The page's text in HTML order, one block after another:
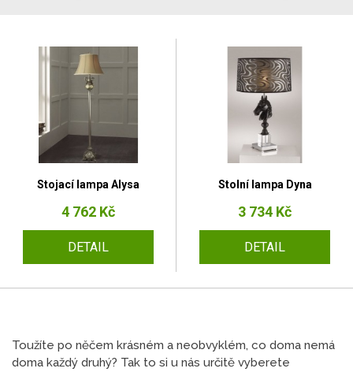
Stojací lampa Alysa
4 762 Kč
DETAIL
Stolní lampa Dyna
3 734 Kč
DETAIL
Toužíte po něčem krásném a neobvyklém, co doma nemá
doma každý druhý? Tak to si u nás určitě vyberete